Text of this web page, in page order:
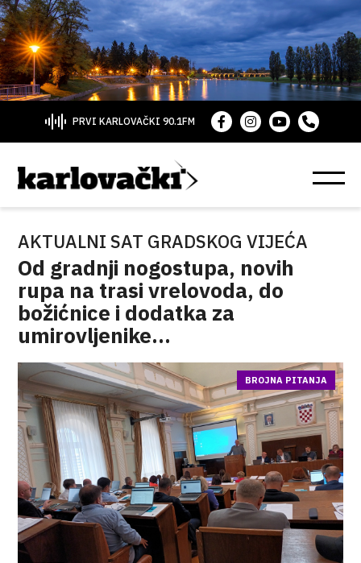
PRVI KARLOVAČKI 90.1FM
AKTUALNI SAT GRADSKOG VIJEĆA
Od gradnji nogostupa, novih
rupa na trasi vrelovoda, do
božićnice i dodatka za
umirovljenike...
BROJNA PITANJA